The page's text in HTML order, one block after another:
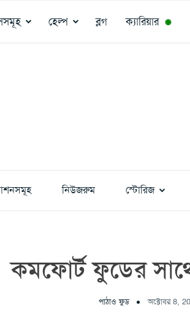
হেল্প ব্লগ ক্যারিয়ার ◉
নিউজরুম স্টোরিজ
কমফোর্ট ফুডের
পাঠাও ফুড অক্টোবর 8,